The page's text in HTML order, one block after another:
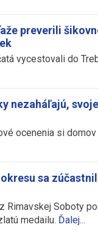
preverili
vycestovali do
nezaháľajú,
ocenenia si
sa
Rimavskej Soboty
medailu. Ďalej...